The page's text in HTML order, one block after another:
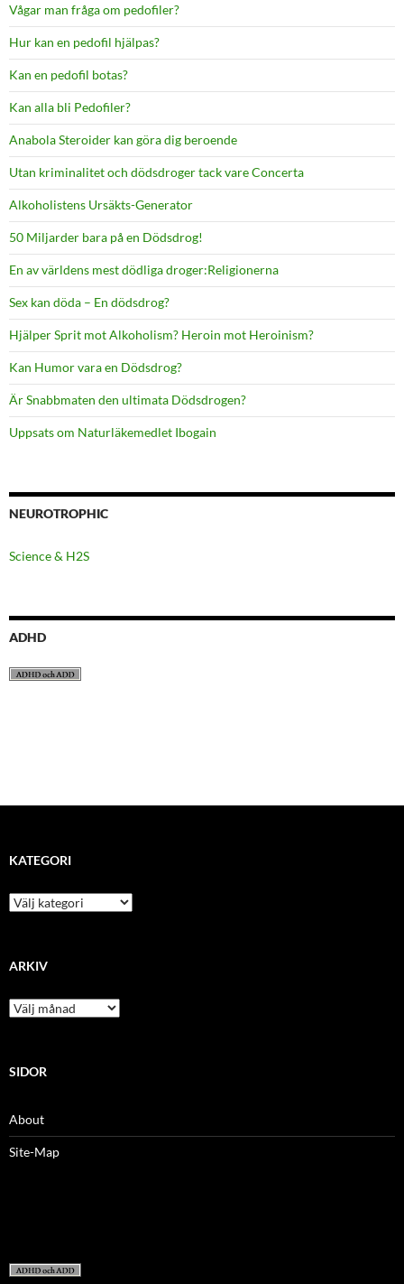
Vågar man fråga om pedofiler?
Hur kan en pedofil hjälpas?
Kan en pedofil botas?
Kan alla bli Pedofiler?
Anabola Steroider kan göra dig beroende
Utan kriminalitet och dödsdroger tack vare Concerta
Alkoholistens Ursäkts-Generator
50 Miljarder bara på en Dödsdrog!
En av världens mest dödliga droger:Religionerna
Sex kan döda – En dödsdrog?
Hjälper Sprit mot Alkoholism? Heroin mot Heroinism?
Kan Humor vara en Dödsdrog?
Är Snabbmaten den ultimata Dödsdrogen?
Uppsats om Naturläkemedlet Ibogain
NEUROTROPHIC
Science & H2S
ADHD
KATEGORI
kategori
ARKIV
arkiv
SIDOR
About
Site-Map